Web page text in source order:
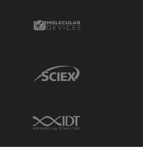
Molecular Devices Link
Sciex Link
IDT Link